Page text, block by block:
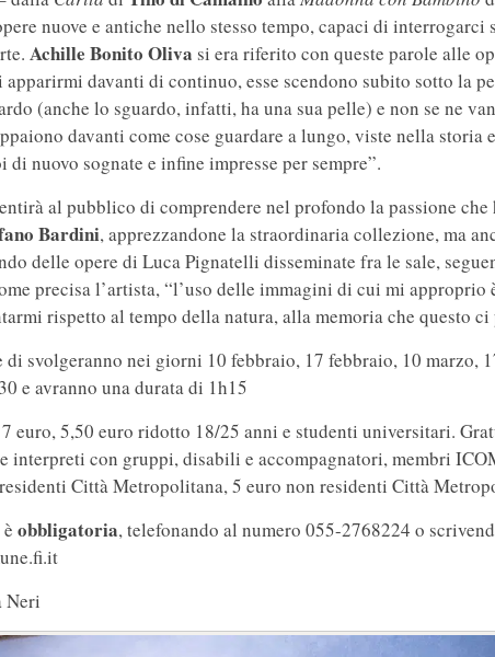
nuove e antiche nello stesso tempo, capaci di interrogarci
Achille Bonito Oliva si era riferito con queste parole alle
davanti di continuo, esse scendono subito sotto la
(anche lo sguardo, infatti, ha una sua pelle) e non se ne
davanti come cose guardare a lungo, viste nella storia
di nuovo sognate e infine impresse per sempre”.
al pubblico di comprendere nel profondo la passione che
Bardini, apprezzandone la straordinaria collezione, ma
delle opere di Luca Pignatelli disseminate fra le sale,
precisa l’artista, “l’uso delle immagini di cui mi approprio
rispetto al tempo della natura, alla memoria che questo ci
svolgeranno nei giorni 10 febbraio, 17 febbraio, 10 marzo,
e avranno una durata di 1h15
euro, 5,50 euro ridotto 18/25 anni e studenti universitari.
interpreti con gruppi, disabili e accompagnatori, membri
Città Metropolitana, 5 euro non residenti Città
obbligatoria, telefonando al numero 055-2768224 o
Neri